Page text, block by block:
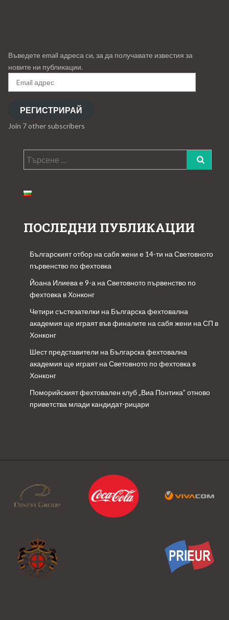
Въведете email адреса си, за да получавате известия за
новите ни публикации.
Email
адрес
РЕГИСТРИРАЙ
Join 7 other subscribers
Търсене
за:
ПОСЛЕДНИ ПУБЛИКАЦИИ
Българският отбор на сабя жени е 14-ти на Световното
първенство по фехтовка
Йоана Илиева е 9-а на Световното първенство по
фехтовка в Хонконг
Четири състезателки на Българска фехтовална
академия ще играят във финалите на сабя жени на СП в
Хонконг
Шест представители на Българска фехтовална
академия ще играят на Световното по фехтовка в
Хонконг
Поморийският фехтовален клуб „Виа Понтика” отново
приветства млади кандидат-рицари